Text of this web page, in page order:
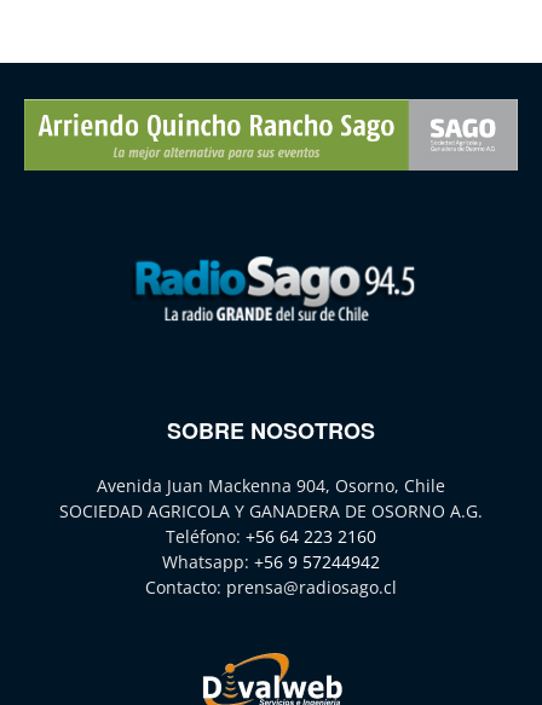
SOBRE NOSOTROS
Avenida Juan Mackenna 904, Osorno, Chile
SOCIEDAD AGRICOLA Y GANADERA DE OSORNO A.G.
Teléfono: +56 64 223 2160
Whatsapp: +56 9 57244942
Contacto: prensa@radiosago.cl